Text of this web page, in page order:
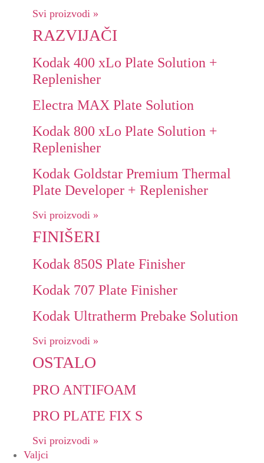
Svi proizvodi »
RAZVIJAČI
Kodak 400 xLo Plate Solution +
Replenisher
Electra MAX Plate Solution
Kodak 800 xLo Plate Solution +
Replenisher
Kodak Goldstar Premium Thermal
Plate Developer + Replenisher
Svi proizvodi »
FINIŠERI
Kodak 850S Plate Finisher
Kodak 707 Plate Finisher
Kodak Ultratherm Prebake Solution
Svi proizvodi »
OSTALO
PRO ANTIFOAM
PRO PLATE FIX S
Svi proizvodi »
Valjci